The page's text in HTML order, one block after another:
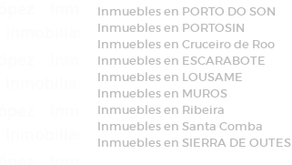
Inmuebles en PORTO DO SON
Inmuebles en PORTOSIN
Inmuebles en Cruceiro de Roo
Inmuebles en ESCARABOTE
Inmuebles en LOUSAME
Inmuebles en MUROS
Inmuebles en Ribeira
Inmuebles en Santa Comba
Inmuebles en SIERRA DE OUTES